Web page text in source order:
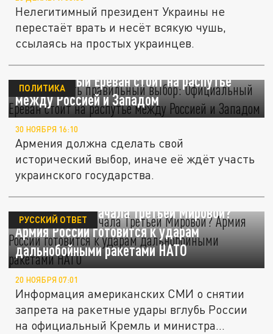
Нелегитимный президент Украины не
перестаёт врать и несёт всякую чушь,
ссылаясь на простых украинцев.
Пора сделать правильный выбор:
Официальный Ереван стоит на распутье
между Россией и Западом
ПОЛИТИКА
30 НОЯБРЯ 16:10
Армения должна сделать свой
исторический выбор, иначе её ждёт участь
украинского государства.
Названа дата начала Третьей Мировой?
Армия России готовится к ударам
дальнобойными ракетами НАТО
РУССКИЙ ОТВЕТ
20 НОЯБРЯ 07:01
Информация американских СМИ о снятии
запрета на ракетные удары вглубь России
на официальный Кремль и министра...